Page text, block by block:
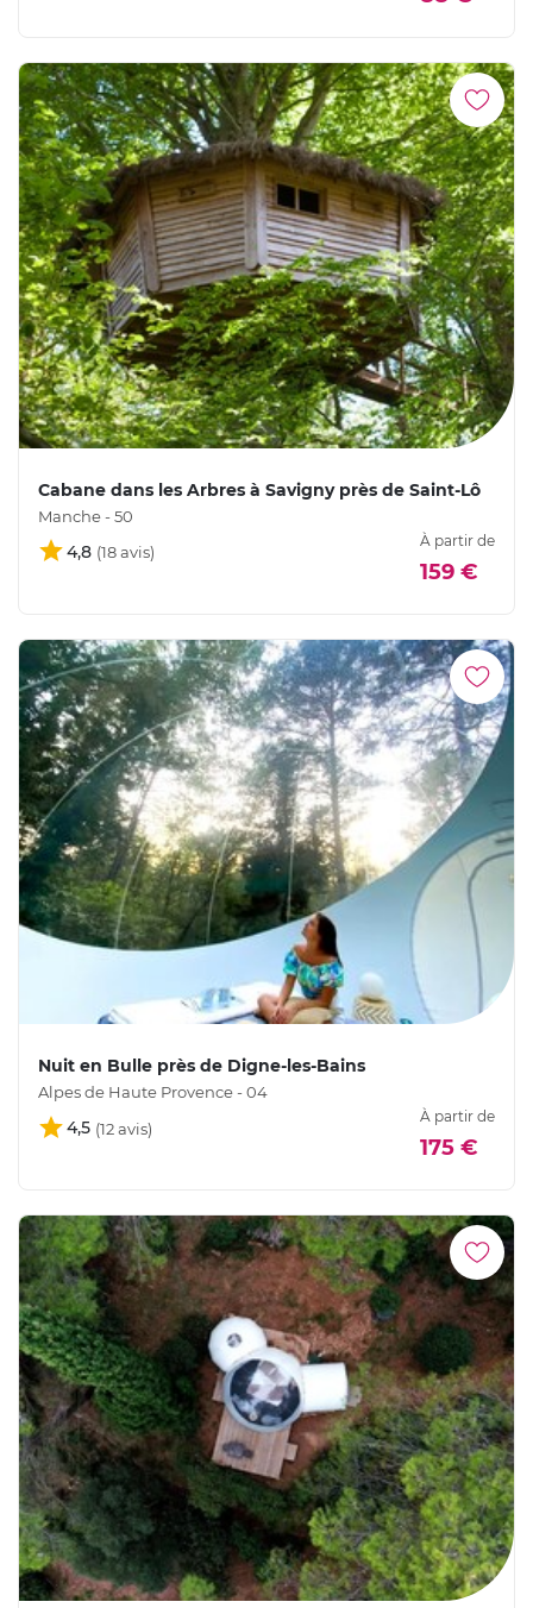
Cabane dans les Arbres à Savigny près de Saint-Lô
Manche - 50
4,8
À partir de
159 €
Nuit en Bulle près de Digne-les-Bains
Alpes de Haute Provence - 04
4,5
À partir de
175 €